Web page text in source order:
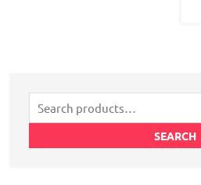
Search
for:
SEARCH